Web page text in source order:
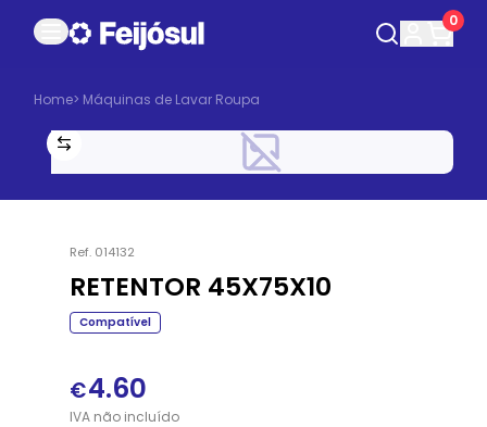
0
Home> Máquinas de Lavar Roupa
Ref. 014132
RETENTOR 45X75X10
Compatível
€4.60
IVAnãoincluído